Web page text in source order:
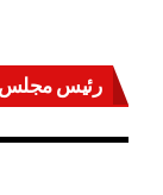
رئيس مجلس
مصر تعيد